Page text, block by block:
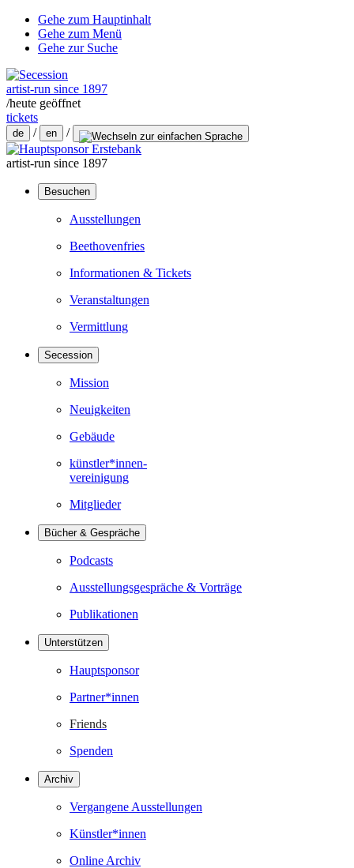
Gehe zum Hauptinhalt
Gehe zum Menü
Gehe zur Suche
artist-run since 1897
/heute geöffnet
tickets
de / en /
artist-run since 1897
Besuchen
Ausstellungen
Beethovenfries
Informationen & Tickets
Veranstaltungen
Vermittlung
Secession
Mission
Neuigkeiten
Gebäude
künstler*innen-
vereinigung
Mitglieder
Bücher & Gespräche
Podcasts
Ausstellungsgespräche & Vorträge
Publikationen
Unterstützen
Hauptsponsor
Partner*innen
Friends
Spenden
Archiv
Vergangene Ausstellungen
Künstler*innen
Online Archiv